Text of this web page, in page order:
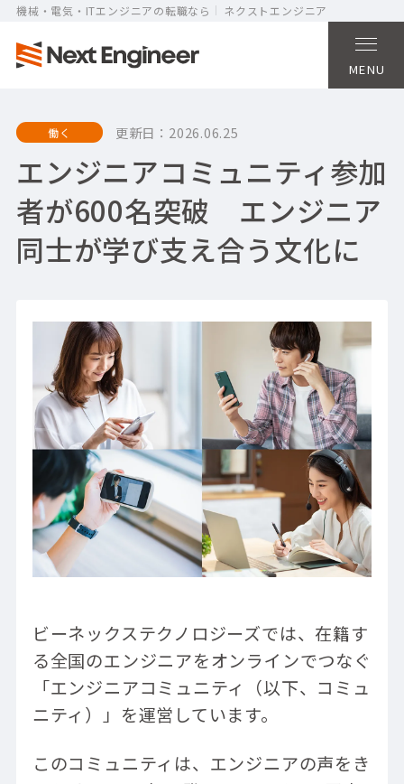
機械・電気・ITエンジニアの転職なら ネクストエンジニア
MENU
働く 更新日： 2026.06.25
エンジニアコミュニティ参加
者が600名突破 エンジニア
同士が学び支え合う文化に
ビーネックステクノロジーズでは、在籍す
る全国のエンジニアをオンラインでつなぐ
「エンジニアコミュニティ（以下、コミュ
ニティ）」を運営しています。
このコミュニティは、エンジニアの声をき